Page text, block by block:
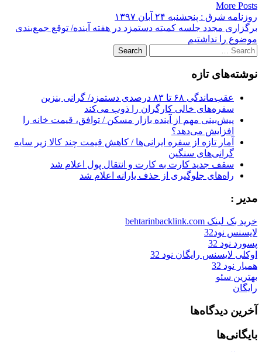
More Posts
Post
navigation
روزنامه شرق : پنجشنبه ۲۴ آبان ۱۳۹۷
برگزاری مجدد جلسه کمیته دستمزد در هفته آینده/ توقع جمع‌بندی
موضوع را نداشتیم
Search
for:
نوشته‌های تازه
عقب‌ماندگی ۶۸ تا ۸۳ درصدی دستمزد/ گرانی بنزین
سفره‌های خالی کارگران را ذوب می‌کند
پیش‌بینی مهم از آینده بازار مسکن / توافق، قیمت خانه را
افزایش می‌دهد؟
آمار تازه از سفره ایرانی‌ها / کاهش قیمت چند کالا زیر سایه
گرانی‌های سنگین
سقف جدید کارت به کارت و انتقال پول اعلام شد
راه‌های جلوگیری از حذف یارانه اعلام شد
مدیر :
خرید بک لینک behtarinbacklink.com
لایسنس نود32
پسورد نود 32
اوکلی لایسنس رایگان نود 32
همیار نود 32
بهترین سئو
رایگان
آخرین دیدگاه‌ها
بایگانی‌ها